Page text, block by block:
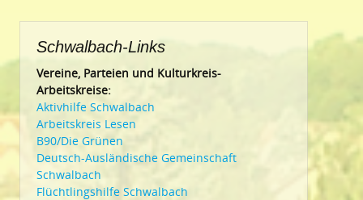
Schwalbach-Links
Vereine, Parteien und Kulturkreis-
Arbeitskreise:
Aktivhilfe Schwalbach
Arbeitskreis Lesen
B90/Die Grünen
Deutsch-Ausländische Gemeinschaft
Schwalbach
Flüchtlingshilfe Schwalbach